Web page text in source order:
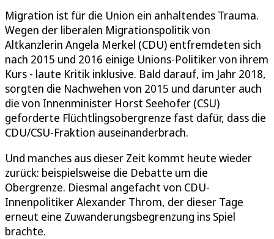
Migration ist für die Union ein anhaltendes Trauma.
Wegen der liberalen Migrationspolitik von
Altkanzlerin Angela Merkel (CDU) entfremdeten sich
nach 2015 und 2016 einige Unions-Politiker von ihrem
Kurs - laute Kritik inklusive. Bald darauf, im Jahr 2018,
sorgten die Nachwehen von 2015 und darunter auch
die von Innenminister Horst Seehofer (CSU)
geforderte Flüchtlingsobergrenze fast dafür, dass die
CDU/CSU-Fraktion auseinanderbrach.
Und manches aus dieser Zeit kommt heute wieder
zurück: beispielsweise die Debatte um die
Obergrenze. Diesmal angefacht von CDU-
Innenpolitiker Alexander Throm, der dieser Tage
erneut eine Zuwanderungsbegrenzung ins Spiel
brachte.